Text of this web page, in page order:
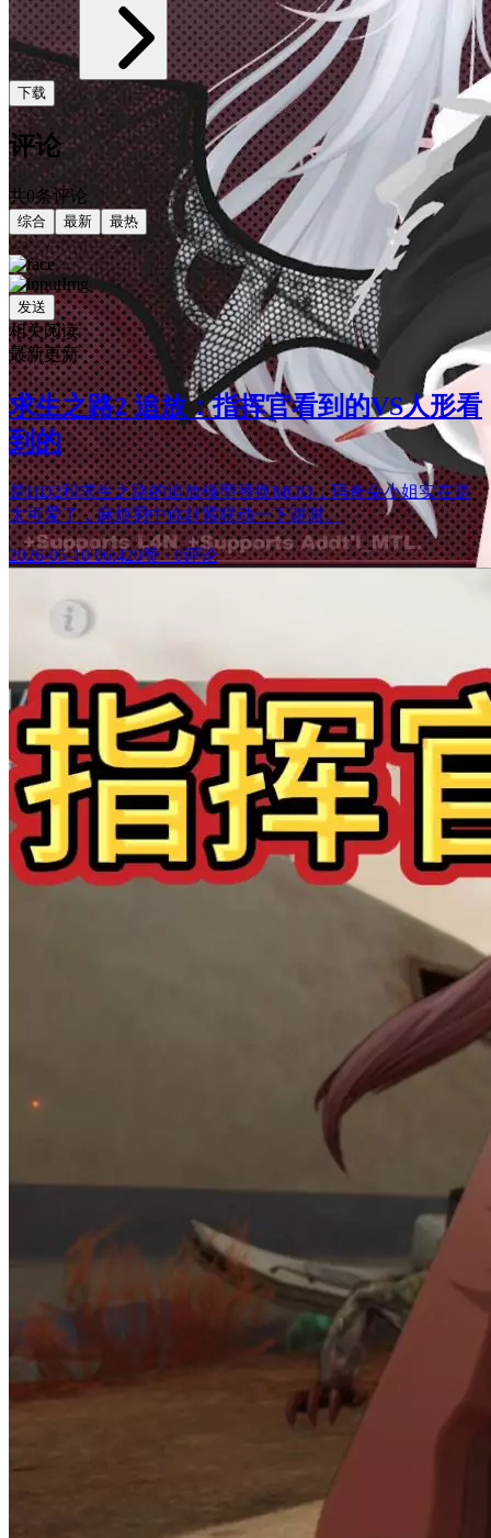
下载
评论
共0条评论
综合 最新 最热
发送
相关阅读
最新更新
求生之路2 追放：指挥官看到的VS人形看
到的
是HD2和求生之路的追放模型替换MOD，玛奇朵小姐实在是
太可爱了，麻烦羽中你赶紧联动一下谢谢。
2026-05-10 06:420赞·0评论